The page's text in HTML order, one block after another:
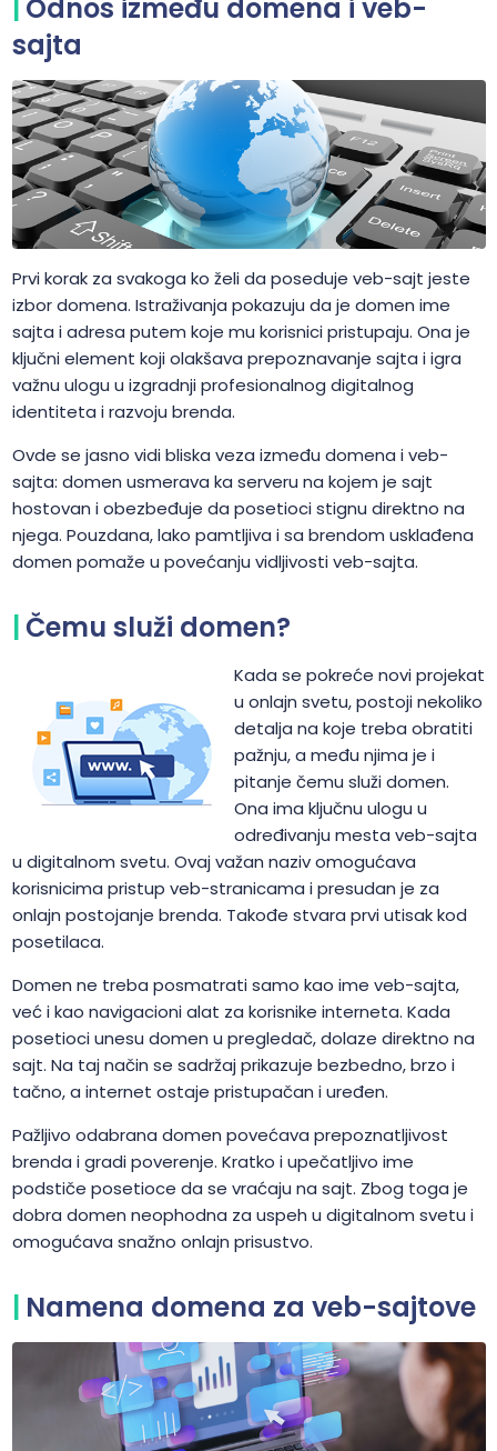
Odnos između domena i veb-
sajta
Prvi korak za svakoga ko želi da poseduje veb-sajt jeste
izbor domena. Istraživanja pokazuju da je domen ime
sajta i adresa putem koje mu korisnici pristupaju. Ona je
ključni element koji olakšava prepoznavanje sajta i igra
važnu ulogu u izgradnji profesionalnog digitalnog
identiteta i razvoju brenda.
Ovde se jasno vidi bliska veza između domena i veb-
sajta: domen usmerava ka serveru na kojem je sajt
hostovan i obezbeđuje da posetioci stignu direktno na
njega. Pouzdana, lako pamtljiva i sa brendom usklađena
domen pomaže u povećanju vidljivosti veb-sajta.
Čemu služi domen?
Kada se pokreće novi projekat
u onlajn svetu, postoji nekoliko
detalja na koje treba obratiti
pažnju, a među njima je i
pitanje čemu služi domen.
Ona ima ključnu ulogu u
određivanju mesta veb-sajta
u digitalnom svetu. Ovaj važan naziv omogućava
korisnicima pristup veb-stranicama i presudan je za
onlajn postojanje brenda. Takođe stvara prvi utisak kod
posetilaca.
Domen ne treba posmatrati samo kao ime veb-sajta,
već i kao navigacioni alat za korisnike interneta. Kada
posetioci unesu domen u pregledač, dolaze direktno na
sajt. Na taj način se sadržaj prikazuje bezbedno, brzo i
tačno, a internet ostaje pristupačan i uređen.
Pažljivo odabrana domen povećava prepoznatljivost
brenda i gradi poverenje. Kratko i upečatljivo ime
podstiče posetioce da se vraćaju na sajt. Zbog toga je
dobra domen neophodna za uspeh u digitalnom svetu i
omogućava snažno onlajn prisustvo.
Namena domena za veb-sajtove